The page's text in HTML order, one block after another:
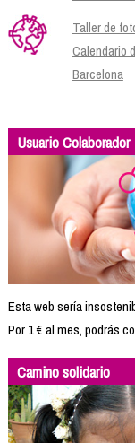
Taller de
Calendario
Barcelona
Usuario Colaborador
Esta web sería
Por 1 € al mes, podrás
Camino solidario